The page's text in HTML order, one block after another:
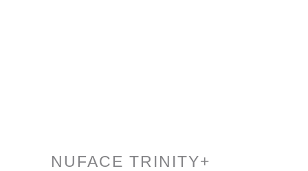
NUFACE TRINITY+